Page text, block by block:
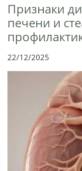
Признаки
печени и
22/12/2025